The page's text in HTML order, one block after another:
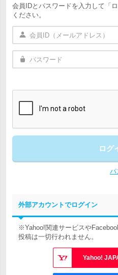
会員IDとパスワードを入力して「
ください。
ログ
パ
外部アカウントでログイン
※Yahoo!関連サービスや
投稿は一切行われません。
Yahoo!